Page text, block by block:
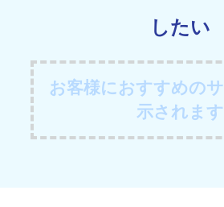
したい
お客様におすすめの
示されます